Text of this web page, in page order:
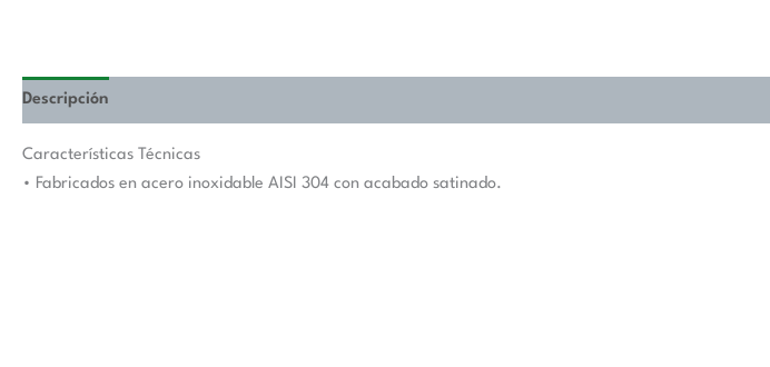
cantidad
Descripción
Características Técnicas
• Fabricados en acero inoxidable AISI 304 con acabado satinado.